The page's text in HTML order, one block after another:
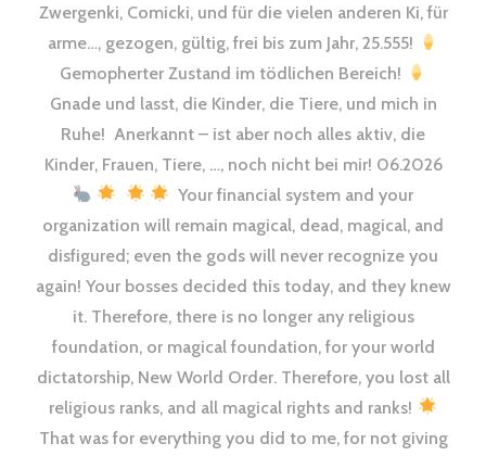
Zwergenki, Comicki, und für die vielen anderen Ki, für
arme…, gezogen, gültig, frei bis zum Jahr, 25.555!
Gemopherter Zustand im tödlichen Bereich!
Gnade und lasst, die Kinder, die Tiere, und mich in
Ruhe! Anerkannt – ist aber noch alles aktiv, die
Kinder, Frauen, Tiere, …, noch nicht bei mir! 06.2026
Your financial system and your
organization will remain magical, dead, magical, and
disfigured; even the gods will never recognize you
again! Your bosses decided this today, and they knew
it. Therefore, there is no longer any religious
foundation, or magical foundation, for your world
dictatorship, New World Order. Therefore, you lost all
religious ranks, and all magical rights and ranks!
That was for everything you did to me, for not giving